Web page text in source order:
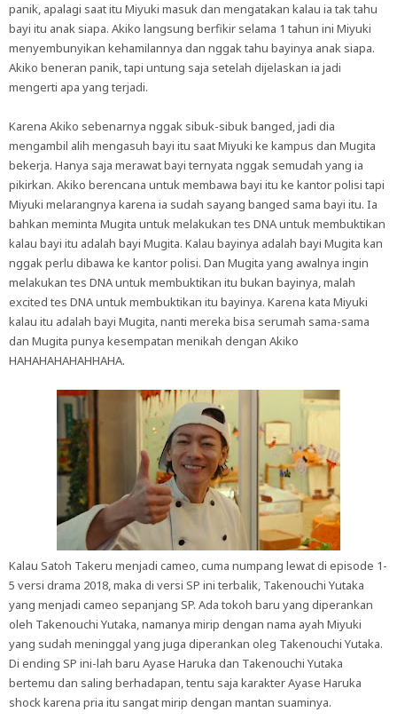
panik, apalagi saat itu Miyuki masuk dan mengatakan kalau ia tak tahu
bayi itu anak siapa. Akiko langsung berfikir selama 1 tahun ini Miyuki
menyembunyikan kehamilannya dan nggak tahu bayinya anak siapa.
Akiko beneran panik, tapi untung saja setelah dijelaskan ia jadi
mengerti apa yang terjadi.
Karena Akiko sebenarnya nggak sibuk-sibuk banged, jadi dia
mengambil alih mengasuh bayi itu saat Miyuki ke kampus dan Mugita
bekerja. Hanya saja merawat bayi ternyata nggak semudah yang ia
pikirkan. Akiko berencana untuk membawa bayi itu ke kantor polisi tapi
Miyuki melarangnya karena ia sudah sayang banged sama bayi itu. Ia
bahkan meminta Mugita untuk melakukan tes DNA untuk membuktikan
kalau bayi itu adalah bayi Mugita. Kalau bayinya adalah bayi Mugita kan
nggak perlu dibawa ke kantor polisi. Dan Mugita yang awalnya ingin
melakukan tes DNA untuk membuktikan itu bukan bayinya, malah
excited tes DNA untuk membuktikan itu bayinya. Karena kata Miyuki
kalau itu adalah bayi Mugita, nanti mereka bisa serumah sama-sama
dan Mugita punya kesempatan menikah dengan Akiko
HAHAHAHAHAHHAHA.
Kalau Satoh Takeru menjadi cameo, cuma numpang lewat di episode 1-
5 versi drama 2018, maka di versi SP ini terbalik, Takenouchi Yutaka
yang menjadi cameo sepanjang SP. Ada tokoh baru yang diperankan
oleh Takenouchi Yutaka, namanya mirip dengan nama ayah Miyuki
yang sudah meninggal yang juga diperankan oleg Takenouchi Yutaka.
Di ending SP ini-lah baru Ayase Haruka dan Takenouchi Yutaka
bertemu dan saling berhadapan, tentu saja karakter Ayase Haruka
shock karena pria itu sangat mirip dengan mantan suaminya.